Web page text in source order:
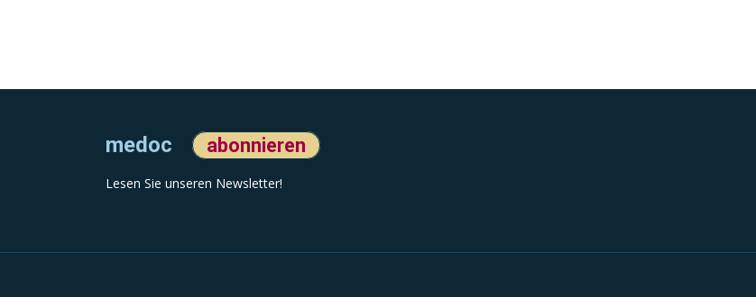
medoc abonnieren
Lesen Sie unseren Newsletter!